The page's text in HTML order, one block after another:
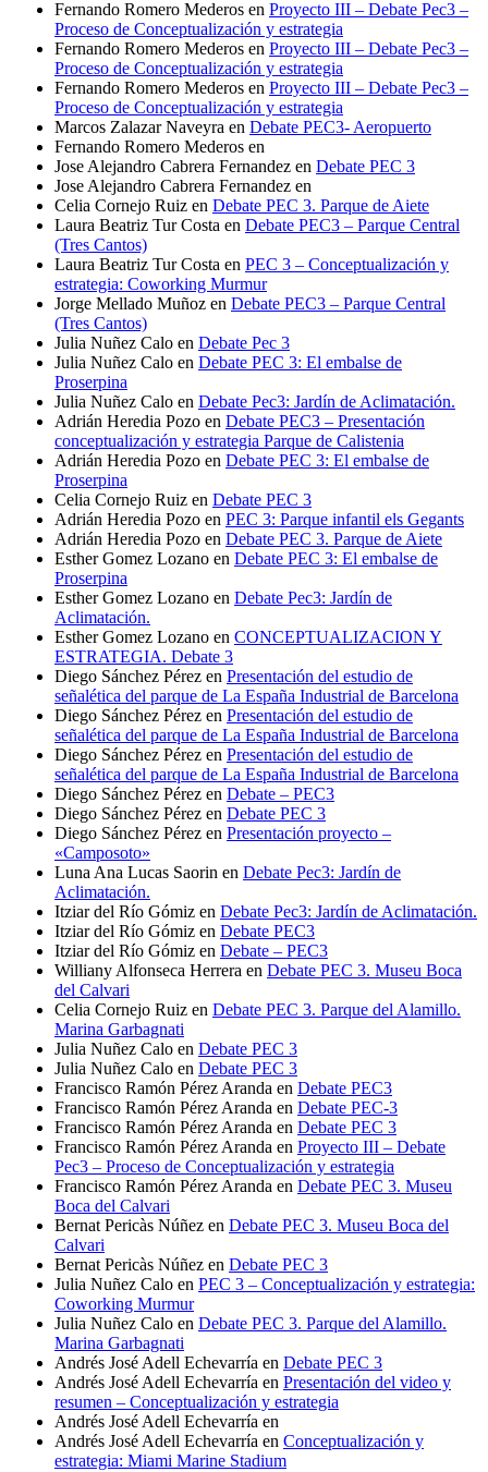
Fernando Romero Mederos en Proyecto III – Debate Pec3 –
Proceso de Conceptualización y estrategia
Fernando Romero Mederos en Proyecto III – Debate Pec3 –
Proceso de Conceptualización y estrategia
Fernando Romero Mederos en Proyecto III – Debate Pec3 –
Proceso de Conceptualización y estrategia
Marcos Zalazar Naveyra en Debate PEC3- Aeropuerto
Fernando Romero Mederos en
Jose Alejandro Cabrera Fernandez en Debate PEC 3
Jose Alejandro Cabrera Fernandez en
Celia Cornejo Ruiz en Debate PEC 3. Parque de Aiete
Laura Beatriz Tur Costa en Debate PEC3 – Parque Central
(Tres Cantos)
Laura Beatriz Tur Costa en PEC 3 – Conceptualización y
estrategia: Coworking Murmur
Jorge Mellado Muñoz en Debate PEC3 – Parque Central
(Tres Cantos)
Julia Nuñez Calo en Debate Pec 3
Julia Nuñez Calo en Debate PEC 3: El embalse de
Proserpina
Julia Nuñez Calo en Debate Pec3: Jardín de Aclimatación.
Adrián Heredia Pozo en Debate PEC3 – Presentación
conceptualización y estrategia Parque de Calistenia
Adrián Heredia Pozo en Debate PEC 3: El embalse de
Proserpina
Celia Cornejo Ruiz en Debate PEC 3
Adrián Heredia Pozo en PEC 3: Parque infantil els Gegants
Adrián Heredia Pozo en Debate PEC 3. Parque de Aiete
Esther Gomez Lozano en Debate PEC 3: El embalse de
Proserpina
Esther Gomez Lozano en Debate Pec3: Jardín de
Aclimatación.
Esther Gomez Lozano en CONCEPTUALIZACION Y
ESTRATEGIA. Debate 3
Diego Sánchez Pérez en Presentación del estudio de
señalética del parque de La España Industrial de Barcelona
Diego Sánchez Pérez en Presentación del estudio de
señalética del parque de La España Industrial de Barcelona
Diego Sánchez Pérez en Presentación del estudio de
señalética del parque de La España Industrial de Barcelona
Diego Sánchez Pérez en Debate – PEC3
Diego Sánchez Pérez en Debate PEC 3
Diego Sánchez Pérez en Presentación proyecto –
«Camposoto»
Luna Ana Lucas Saorin en Debate Pec3: Jardín de
Aclimatación.
Itziar del Río Gómiz en Debate Pec3: Jardín de Aclimatación.
Itziar del Río Gómiz en Debate PEC3
Itziar del Río Gómiz en Debate – PEC3
Williany Alfonseca Herrera en Debate PEC 3. Museu Boca
del Calvari
Celia Cornejo Ruiz en Debate PEC 3. Parque del Alamillo.
Marina Garbagnati
Julia Nuñez Calo en Debate PEC 3
Julia Nuñez Calo en Debate PEC 3
Francisco Ramón Pérez Aranda en Debate PEC3
Francisco Ramón Pérez Aranda en Debate PEC-3
Francisco Ramón Pérez Aranda en Debate PEC 3
Francisco Ramón Pérez Aranda en Proyecto III – Debate
Pec3 – Proceso de Conceptualización y estrategia
Francisco Ramón Pérez Aranda en Debate PEC 3. Museu
Boca del Calvari
Bernat Pericàs Núñez en Debate PEC 3. Museu Boca del
Calvari
Bernat Pericàs Núñez en Debate PEC 3
Julia Nuñez Calo en PEC 3 – Conceptualización y estrategia:
Coworking Murmur
Julia Nuñez Calo en Debate PEC 3. Parque del Alamillo.
Marina Garbagnati
Andrés José Adell Echevarría en Debate PEC 3
Andrés José Adell Echevarría en Presentación del video y
resumen – Conceptualización y estrategia
Andrés José Adell Echevarría en
Andrés José Adell Echevarría en Conceptualización y
estrategia: Miami Marine Stadium